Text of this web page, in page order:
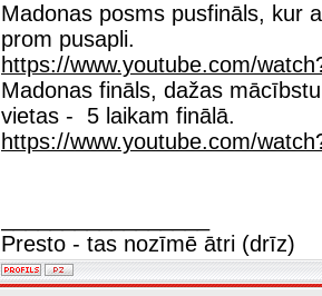
Madonas posms pusfināls, kur
prom pusapli.
https://www.youtube.com/
Madonas fināls, dažas
vietas - 5 laikam finālā.
https://www.youtube.com/
Presto - tas nozīmē ātri (drīz)